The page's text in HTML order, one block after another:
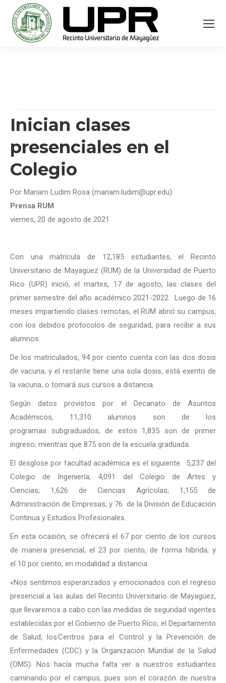
Inician clases
presenciales en el
Colegio
Por Mariam Ludim Rosa (mariam.ludim@upr.edu)
Prensa RUM
viernes, 20 de agosto de 2021
Con una matrícula de 12,185 estudiantes, el Recinto
Universitario de Mayagüez (RUM) de la Universidad de Puerto
Rico (UPR) inició, el martes, 17 de agosto, las clases del
primer semestre del año académico 2021-2022. Luego de 16
meses impartiendo clases remotas, el RUM abrió su campus,
con los debidos protocolos de seguridad, para recibir a sus
alumnos.
De los matriculados, 94 por ciento cuenta con las dos dosis
de vacuna, y el restante tiene una sola dosis, está exento de
la vacuna, o tomará sus cursos a distancia.
Según datos provistos por el Decanato de Asuntos
Académicos, 11,310 alumnos son de los
programas subgraduados, de estos 1,835 son de primer
ingreso; mientras que 875 son de la escuela graduada.
El desglose por facultad académica es el siguiente: 5,237 del
Colegio de Ingeniería; 4,091 del Colegio de Artes y
Ciencias; 1,626 de Ciencias Agrícolas; 1,155 de
Administración de Empresas; y 76 de la División de Educación
Continua y Estudios Profesionales.
En esta ocasión, se ofrecerá el 67 por ciento de los cursos
de manera presencial; el 23 por ciento, de forma híbrida; y
el 10 por ciento, en modalidad a distancia.
«Nos sentimos esperanzados y emocionados con el regreso
presencial a las aulas del Recinto Universitario de Mayagüez,
que llevaremos a cabo con las medidas de seguridad vigentes
establecidas por el Gobierno de Puerto Rico, el Departamento
de Salud, los Centros para el Control y la Prevención de
Enfermedades (CDC) y la Organización Mundial de la Salud
(OMS). Nos hacía mucha falta ver a nuestros estudiantes
caminando por el campus, pues son el corazón de nuestra